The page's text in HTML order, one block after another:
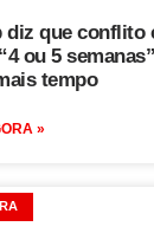
diz que conflito
ou 5
tempo
»